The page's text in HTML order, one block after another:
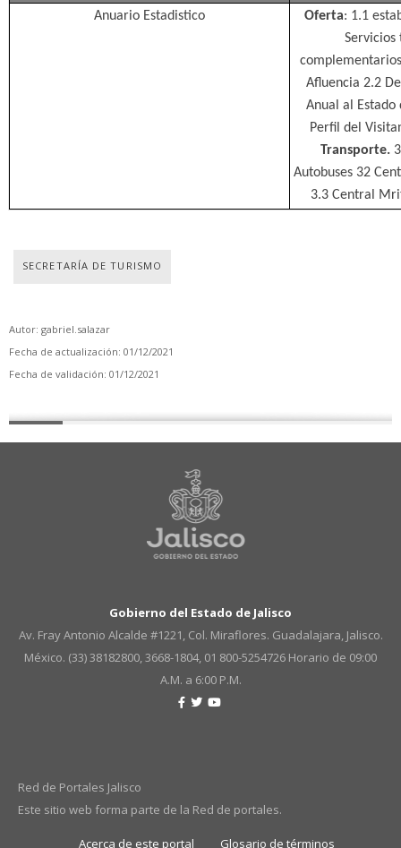
Anuario Estadistico Oferta: 1.1
Servicios
Afluencia 2.2
Anual al Estado
Perfil del
Transporte.
Autobuses 32
3.3 Central
SECRETARÍA DE TURISMO
Autor: gabriel.salazar
Fecha de actualización: 01/12/2021
Fecha de validación: 01/12/2021
Gobierno del Estado de Jalisco
Av. Fray Antonio Alcalde #1221, Col. Miraflores. Guadalajara, Jalisco.
México. (33) 38182800, 3668-1804, 01 800-5254726 Horario de 09:00
A.M. a 6:00 P.M.
Red de Portales Jalisco
Este sitio web forma parte de la Red de portales.
Acerca de este portal Glosario de términos